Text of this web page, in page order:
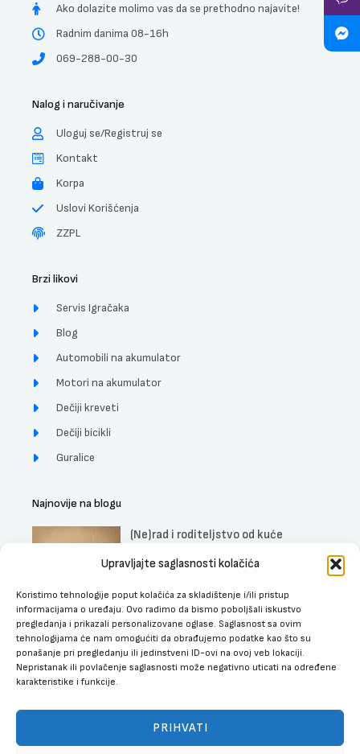
Upravljajte saglasnosti kolačića
Koristimo tehnologije poput kolačića za skladištenje i/ili pristup
informacijama o uređaju. Ovo radimo da bismo poboljšali iskustvo
pregledanja i prikazali personalizovane oglase. Saglasnost sa ovim
tehnologijama će nam omogućiti da obrađujemo podatke kao što su
ponašanje pri pregledanju ili jedinstveni ID-ovi na ovoj veb lokaciji.
Nepristanak ili povlačenje saglasnosti može negativno uticati na određene
karakteristike i funkcije.
PRIHVATI
Ako dolazite molimo vas da se prethodno najavite!
Radnim danima 08-16h
069-288-00-30
Nalog i naručivanje
Uloguj se/Registruj se
Kontakt
Korpa
Uslovi Korišćenja
ZZPL
Brzi likovi
Servis Igračaka
Blog
Automobili na akumulator
Motori na akumulator
Dečiji kreveti
Dečiji bicikli
Guralice
Najnovije na blogu
(Ne)rad i roditeljstvo od kuće
Uticaj muzike na trudnice, fetus i
bebe
DETALJNIJE »
Najbolji dečiji kreveti sa fiokom za